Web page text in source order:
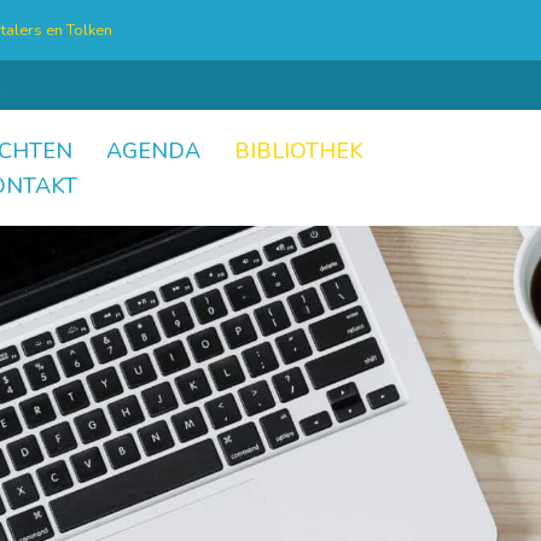
en Tolken
AGENDA
BIBLIOTHEK